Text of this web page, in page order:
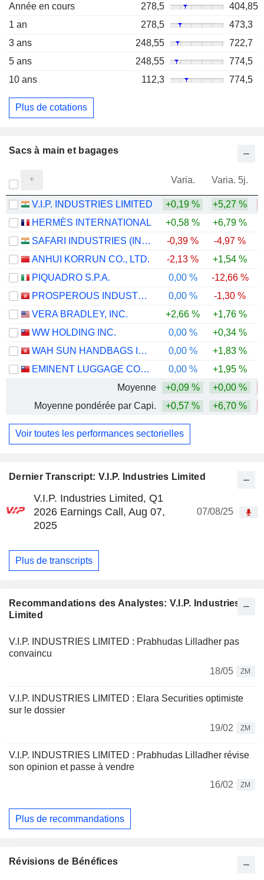
Dernier Transcript: V.I.P. Industries Limited
V.I.P. Industries Limited, Q1
2026 Earnings Call, Aug 07,
2025
07/08/25
Plus de transcripts
Recommandations des Analystes: V.I.P. Industries
Limited
V.I.P. INDUSTRIES LIMITED : Prabhudas Lilladher pas
convaincu
18/05
ZM
V.I.P. INDUSTRIES LIMITED : Elara Securities optimiste
sur le dossier
19/02
ZM
V.I.P. INDUSTRIES LIMITED : Prabhudas Lilladher révise
son opinion et passe à vendre
16/02
ZM
Plus de recommandations
Année en cours
278,5
404,85
1 an
278,5
473,3
3 ans
248,55
722,7
5 ans
248,55
774,5
10 ans
112,3 774,5
Plus de cotations
Sacs à main et bagages
Varia. Varia. 5j.
V.I.P. INDUSTRIES LIMITED +0,19 % +5,27 %
HERMÈS INTERNATIONAL
+0,58 % +6,79 %
SAFARI INDUSTRIES (INDIA) LIMITED
-0,39 % -4,97 %
ANHUI KORRUN CO., LTD.
-2,13 % +1,54 %
PIQUADRO S.P.A.
0,00 % -12,66 %
PROSPEROUS INDUSTRIAL (HOLDINGS) LIMITED
0,00 % -1,30 %
VERA BRADLEY, INC.
+2,66 % +1,76 %
WW HOLDING INC.
0,00 % +0,34 %
WAH SUN HANDBAGS INTERNATIONAL HOLDINGS LIMITED
0,00 % +1,83 %
EMINENT LUGGAGE CORPORATION
0,00 % +1,95 %
Moyenne
+0,09 % +0,00 %
Moyenne pondérée par Capi.
+0,57 % +6,70 %
Voir toutes les performances sectorielles
Révisions de Bénéfices